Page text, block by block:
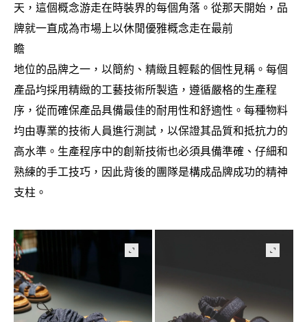
天 ， 這個概念游走在時裝界的每個角落。從那天開始 ， 品
牌就一直成為市場上以休閒優雅概念走在最前
瞻
地位的品牌之一 ， 以簡約、精緻且輕鬆的個性見稱。每個
產品均採用精緻的工藝技術所製造 ， 遵循嚴格的生產程
序 ， 從而確保產品具備最佳的耐用性和舒適性。每種物料
均由專業的技術人員進行測試 ， 以保證其品質和抵抗力的
高水準。生產程序中的創新技術也必須具備準確、仔細和
熟練的手工技巧 ， 因此背後的團隊是構成品牌成功的精神
支柱。